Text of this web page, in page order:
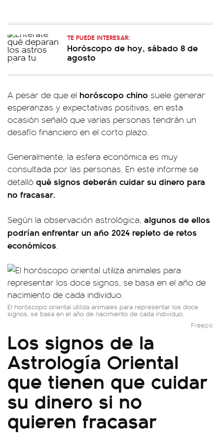
TE PUEDE INTERESAR:
Horóscopo de hoy, sábado 8 de
agosto
A pesar de que el horóscopo chino suele generar
esperanzas y expectativas positivas, en esta
ocasión señaló que varias personas tendrán un
desafío financiero en el corto plazo.
Generalmente, la esfera económica es muy
consultada por las personas. En este informe se
detalló qué signos deberán cuidar su dinero para
no fracasar.
Según la observación astrológica, algunos de ellos
podrían enfrentar un año 2024 repleto de retos
económicos.
El horóscopo oriental utiliza animales para representar los doce
signos, se basa en el año de nacimiento de cada individuo.
Freepik
Los signos de la
Astrología Oriental
que tienen que cuidar
su dinero si no
quieren fracasar